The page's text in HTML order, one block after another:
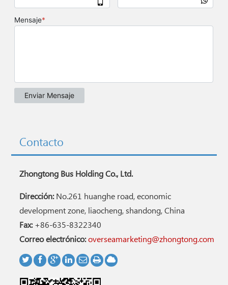
Contacto
Zhongtong Bus Holding Co., Ltd.
Dirección:No.261 huanghe road, economic
development zone, liaocheng, shandong, China
Fax:+86-635-8322340
Correo electrónico:overseamarketing@zhongtong.com